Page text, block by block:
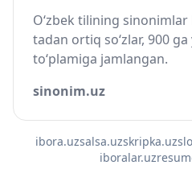
O‘zbek tilining sinonimlar
tadan ortiq so‘zlar, 900
to‘plamiga jamlangan.
sinonim.uz
ibora.uzsalsa.uzskripka.uz
iboralar.uz